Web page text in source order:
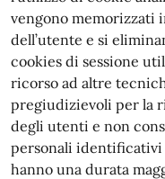
vengono memorizzati
dell’utente e si
cookies di sessione
ricorso ad altre
pregiudizievoli per la
degli utenti e non
personali identificativi
hanno una durata